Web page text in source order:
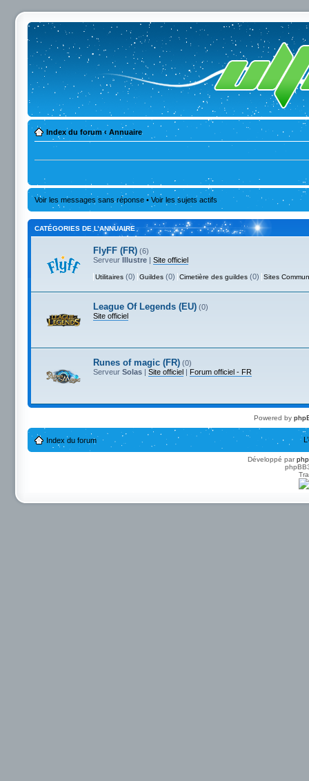
Index du forum ‹ Annuaire
Voir les messages sans réponse • Voir les sujets actifs
CATÉGORIES DE L’ANNUAIRE
FlyFF (FR) (6)
Serveur Illustre | Site officiel
Utilitaires (0) Guildes (0) Cimetière des guildes (0) Sites
League Of Legends (EU) (0)
Site officiel
Runes of magic (FR) (0)
Serveur Solas | Site officiel | Forum officiel - FR
Powered by
Index du forum
Développé par